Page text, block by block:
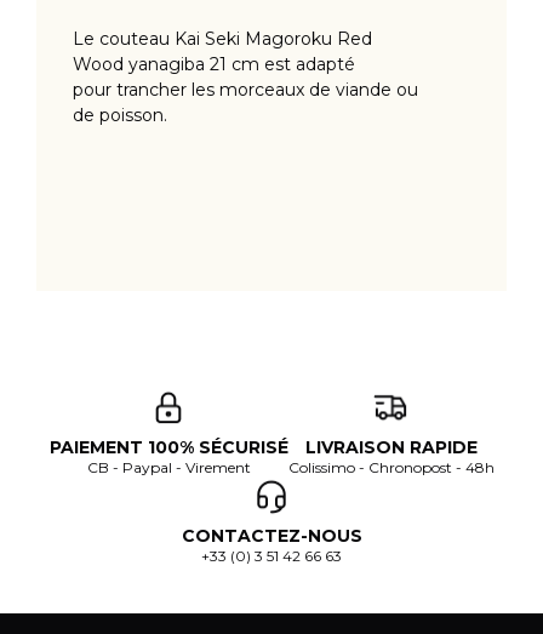
Le couteau Kai Seki Magoroku Red
Wood yanagiba 21 cm est adapté
pour trancher les morceaux de viande ou
de poisson.
PAIEMENT 100% SÉCURISÉ
CB - Paypal - Virement
LIVRAISON RAPIDE
Colissimo - Chronopost - 48h
CONTACTEZ-NOUS
+33 (0) 3 51 42 66 63